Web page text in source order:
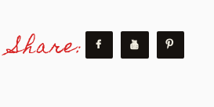
FÖRBUNDET
Share: